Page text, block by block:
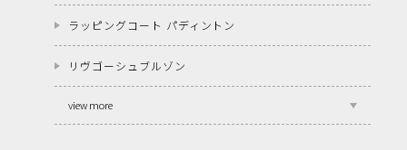
ラッピングコート パディントン
リヴゴーシュブルゾン
view more